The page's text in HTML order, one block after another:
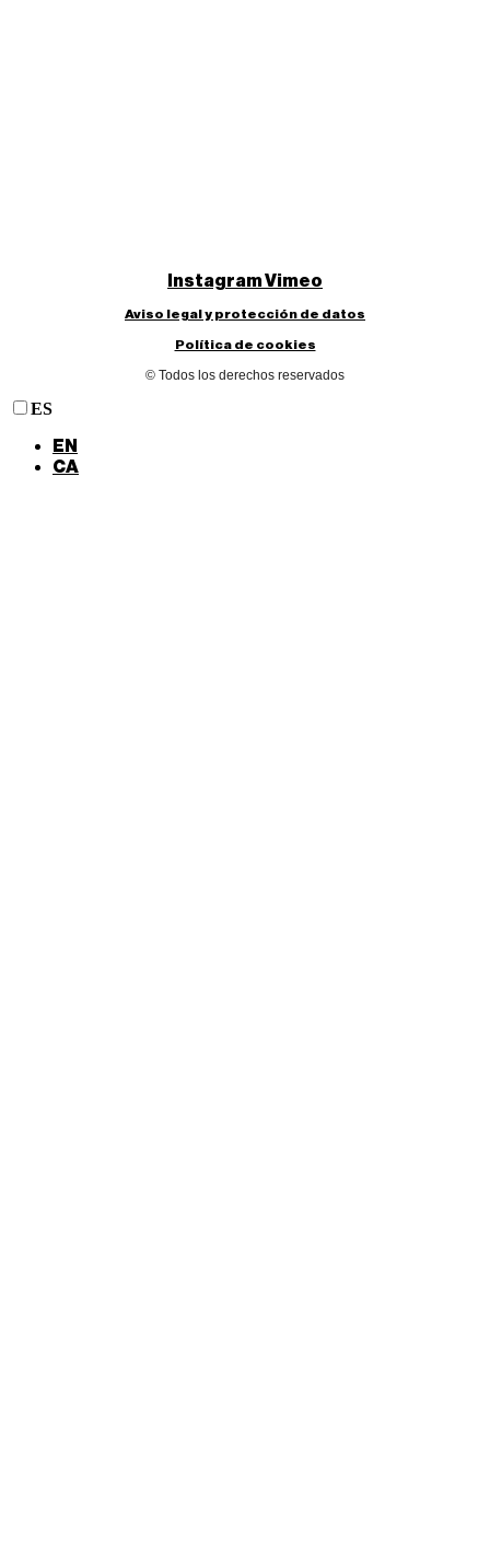
InstagramVimeo
Aviso legal y protección de datos
Política de cookies
© Todos los derechos reservados
ES
EN
CA